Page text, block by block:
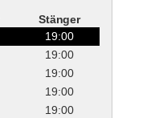
Stänger
19:00
19:00
19:00
19:00
19:00